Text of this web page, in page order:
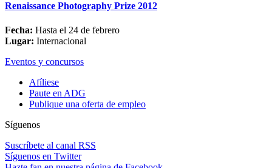
Renaissance Photography Prize 2012
Fecha: Hasta el 24 de febrero
Lugar: Internacional
Eventos y concursos
Afíliese
Paute en ADG
Publique una oferta de empleo
Síguenos
Suscríbete al canal RSS
Síguenos en Twitter